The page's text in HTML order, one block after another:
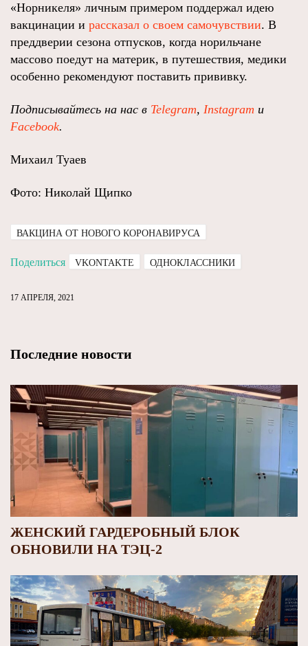
«Норникеля» личным примером поддержал идею
вакцинации и рассказал о своем самочувствии. В
преддверии сезона отпусков, когда норильчане
массово поедут на материк, в путешествия, медики
особенно рекомендуют поставить прививку.
Подписывайтесь на нас в Telegram, Instagram и
Facebook.
Михаил Туаев
Фото: Николай Щипко
ВАКЦИНА ОТ НОВОГО КОРОНАВИРУСА
Поделиться VKONTAKTE ОДНОКЛАССНИКИ
17 АПРЕЛЯ, 2021
Последние новости
ЖЕНСКИЙ ГАРДЕРОБНЫЙ БЛОК
ОБНОВИЛИ НА ТЭЦ-2